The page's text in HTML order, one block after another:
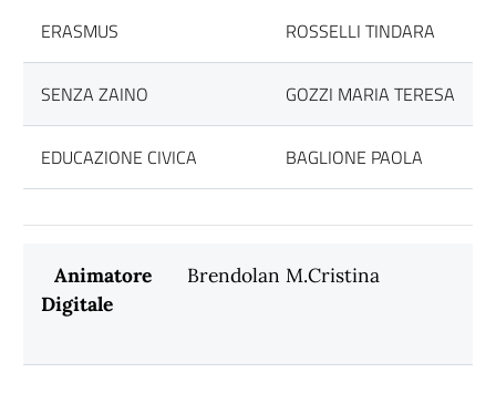
ERASMUS ROSSELLI TINDARA
SENZA ZAINO GOZZI MARIA TERESA
EDUCAZIONE CIVICA BAGLIONE PAOLA
Animatore
Digitale
Brendolan M.Cristina